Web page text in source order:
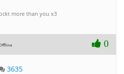
more than you x3
0
3635